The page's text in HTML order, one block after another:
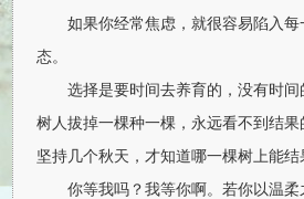
如果你经常焦虑，就很容易陷入
态。
选择是要时间去养育的，没有时
树人拔掉一棵种一棵，永远看不到结
坚持几个秋天，才知道哪一棵树上能结
你等我吗？我等你啊。若你以温